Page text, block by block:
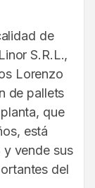
de
S.R.L.,
Lorenzo
de pallets
que
está
y vende sus
del